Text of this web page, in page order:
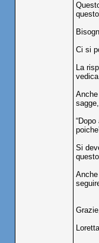
Ci si
La
Si
Loretta